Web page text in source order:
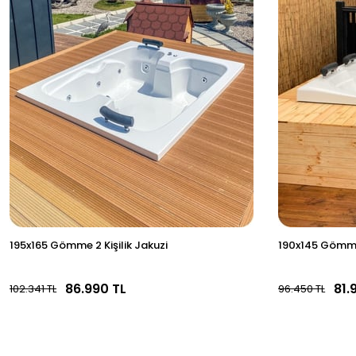
195x165 Gömme 2 Kişilik Jakuzi
86.990 TL
102.341 TL
190x145
96.450 TL